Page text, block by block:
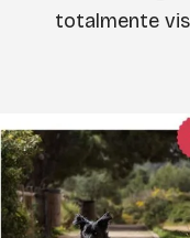
totalmente